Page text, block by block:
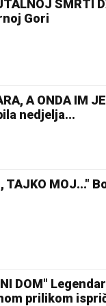
SMRTI
Gori
A ONDA IM
nedjelja...
TAJKO
DOM"
prilikom